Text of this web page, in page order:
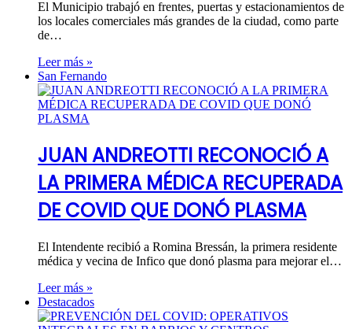
El Municipio trabajó en frentes, puertas y estacionamientos de
los locales comerciales más grandes de la ciudad, como parte
de…
Leer más »
San Fernando
JUAN ANDREOTTI RECONOCIÓ A
LA PRIMERA MÉDICA RECUPERADA
DE COVID QUE DONÓ PLASMA
El Intendente recibió a Romina Bressán, la primera residente
médica y vecina de Infico que donó plasma para mejorar el…
Leer más »
Destacados